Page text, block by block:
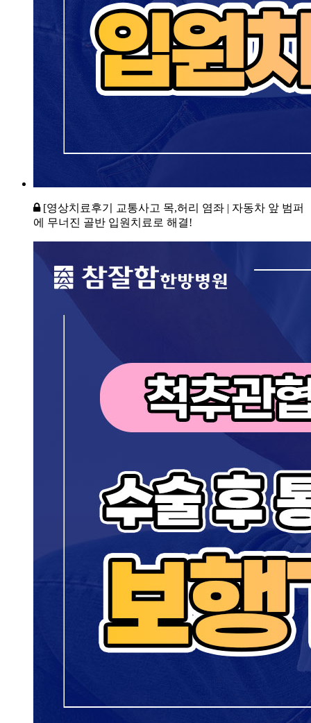
[영상치료후기 교통사고 목,허리 염좌 | 자동차 앞 범퍼
에 무너진 골반 입원치료로 해결!